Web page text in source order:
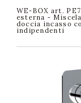
WE-BOX art.
esterna -
doccia incasso
indipendenti